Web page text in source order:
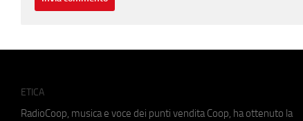
ETICA
RadioCoop, musica e voce dei punti vendita Coop, ha ottenuto la